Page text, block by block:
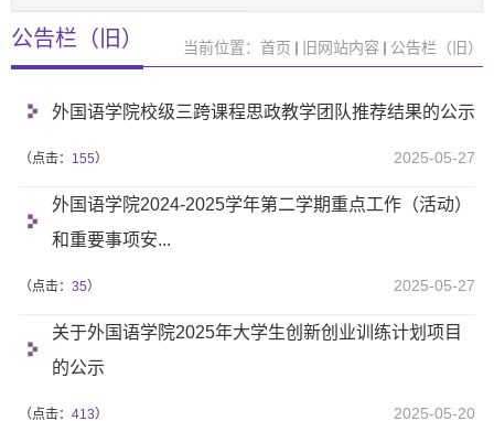
当前位置： 首页 旧网站内容 公告栏（旧）
公告栏（旧）
外国语学院校级三跨课程思政教学团队推荐结果的公示
（点击： 155） 2025-05-27
外国语学院2024-2025学年第二学期重点工作（活动）
和重要事项安...
（点击： 35） 2025-05-27
关于外国语学院2025年大学生创新创业训练计划项目
的公示
（点击： 413） 2025-05-20